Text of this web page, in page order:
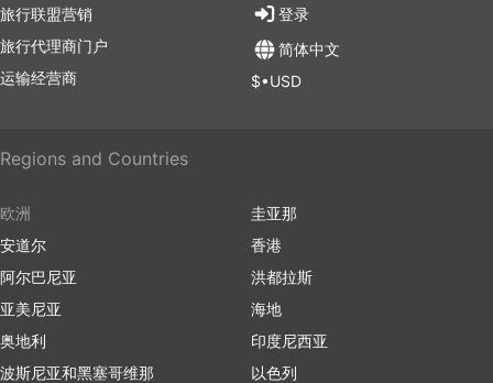
旅行联盟营销
旅行代理商门户
运输经营商
登录
简体中文
$•USD
Regions and Countries
欧洲
安道尔
阿尔巴尼亚
亚美尼亚
奥地利
波斯尼亚和黑塞哥维那
圭亚那
香港
洪都拉斯
海地
印度尼西亚
以色列